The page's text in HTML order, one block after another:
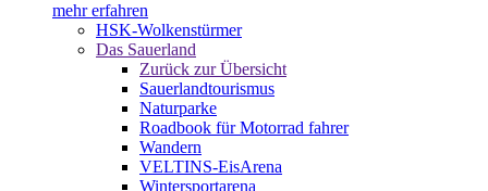
mehr erfahren
HSK-Wolkenstürmer
Das Sauerland
Zurück zur Übersicht
Sauerlandtourismus
Naturparke
Roadbook für Motorrad fahrer
Wandern
VELTINS-EisArena
Wintersportarena